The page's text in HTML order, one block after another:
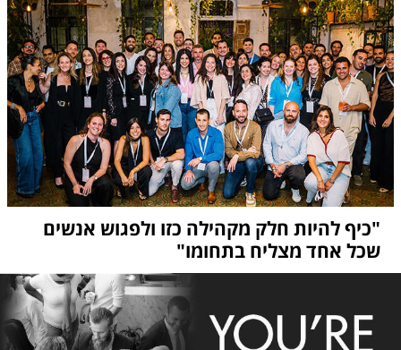
"כיף להיות חלק מקהילה כזו ולפגוש אנשים
שכל אחד מצליח בתחומו"